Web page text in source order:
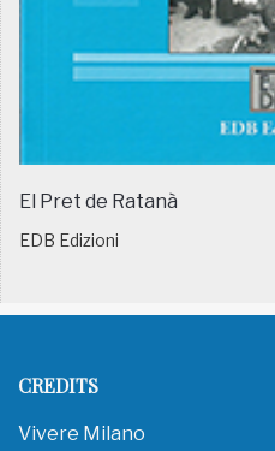
El Pret de Ratanà
EDB Edizioni
CREDITS
Vivere Milano